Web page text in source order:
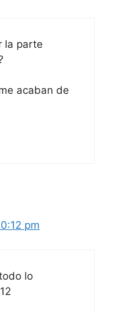
la parte
acaban de
pm
lo